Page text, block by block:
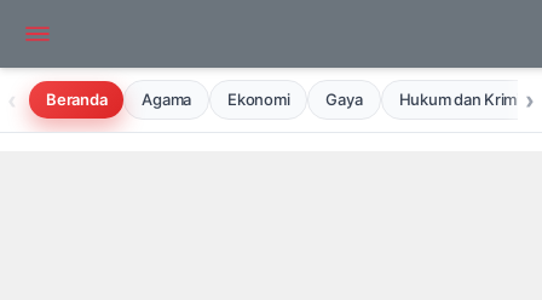
‹ Beranda Agama Ekonomi Gaya Hukum dan ›